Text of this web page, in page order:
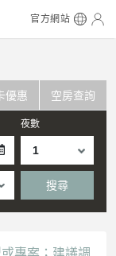
官方網站
優惠 空房查詢
夜數
搜尋
專案；建議調